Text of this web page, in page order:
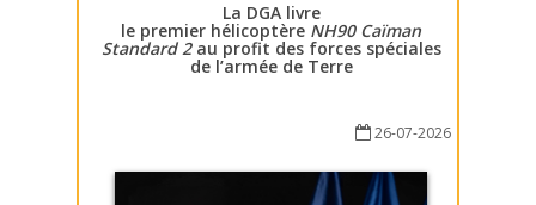
La DGA livre
le premier hélicoptère NH90 Caïman
Standard 2au profit des forces spéciales
de l’armée de Terre
26-07-2026